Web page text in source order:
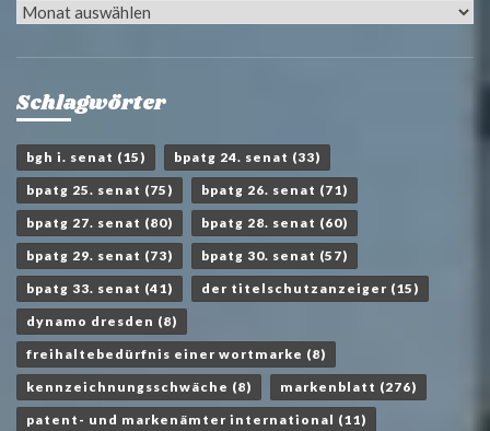
Archiv
Schlagwörter
bgh i. senat (15) bpatg 24. senat (33)
bpatg 25. senat (75) bpatg 26. senat (71)
bpatg 27. senat (80) bpatg 28. senat (60)
bpatg 29. senat (73) bpatg 30. senat (57)
bpatg 33. senat (41) der titelschutzanzeiger (15)
dynamo dresden (8)
freihaltebedürfnis einer wortmarke (8)
kennzeichnungsschwäche (8) markenblatt (276)
patent- und markenämter international (11)